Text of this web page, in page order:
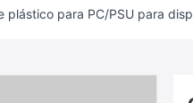
plástico para PC/PSU para